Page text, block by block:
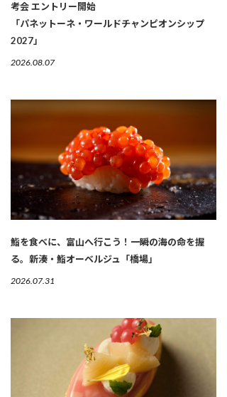
考会 エントリー開始
「パネットーネ・ワールドチャンピオンシップ
2027」
2026.08.07
鮨を食べに、富山へ行こう！一瞬の海の命を握
る。新湊・鮨オーベルジュ「橋場」
2026.07.31